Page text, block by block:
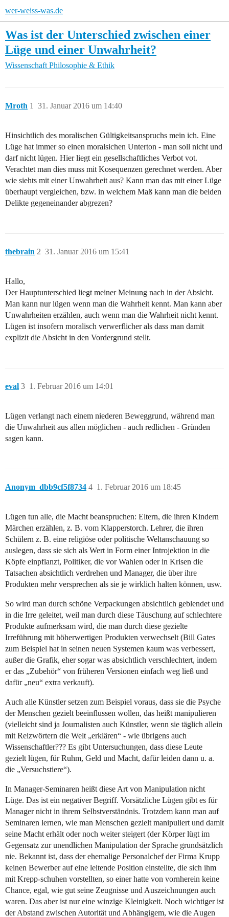
wer-weiss-was.de
Was ist der Unterschied zwischen einer
Lüge und einer Unwahrheit?
Wissenschaft Philosophie & Ethik
Mroth 31. Januar 2016 um 14:40
1
Hinsichtlich des moralischen Gültigkeitsanspruchs mein ich. Eine
Lüge hat immer so einen moralsichen Unterton - man soll nicht und
darf nicht lügen. Hier liegt ein gesellschaftliches Verbot vot.
Verachtet man dies muss mit Kosequenzen gerechnet werden. Aber
wie siehts mit einer Unwahrheit aus? Kann man das mit einer Lüge
überhaupt vergleichen, bzw. in welchem Maß kann man die beiden
Delikte gegeneinander abgrezen?
thebrain 31. Januar 2016 um 15:41
2
Hallo,
Der Hauptunterschied liegt meiner Meinung nach in der Absicht.
Man kann nur lügen wenn man die Wahrheit kennt. Man kann aber
Unwahrheiten erzählen, auch wenn man die Wahrheit nicht kennt.
Lügen ist insofern moralisch verwerflicher als dass man damit
explizit die Absicht in den Vordergrund stellt.
eval 1. Februar 2016 um 14:01
3
Lügen verlangt nach einem niederen Beweggrund, während man
die Unwahrheit aus allen möglichen - auch redlichen - Gründen
sagen kann.
Anonym_dbb9cf5f8734 1. Februar 2016 um 18:45
4
Lügen tun alle, die Macht beanspruchen: Eltern, die ihren Kindern
Märchen erzählen, z. B. vom Klapperstorch. Lehrer, die ihren
Schülern z. B. eine religiöse oder politische Weltanschauung so
auslegen, dass sie sich als Wert in Form einer Introjektion in die
Köpfe einpflanzt, Politiker, die vor Wahlen oder in Krisen die
Tatsachen absichtlich verdrehen und Manager, die über ihre
Produkten mehr versprechen als sie je wirklich halten können, usw.
So wird man durch schöne Verpackungen absichtlich geblendet und
in die Irre geleitet, weil man durch diese Täuschung auf schlechtere
Produkte aufmerksam wird, die man durch diese gezielte
Irreführung mit höherwertigen Produkten verwechselt (Bill Gates
zum Beispiel hat in seinen neuen Systemen kaum was verbessert,
außer die Grafik, eher sogar was absichtlich verschlechtert, indem
er das „Zubehör“ von früheren Versionen einfach weg ließ und
dafür „neu“ extra verkauft).
Auch alle Künstler setzen zum Beispiel voraus, dass sie die Psyche
der Menschen gezielt beeinflussen wollen, das heißt manipulieren
(vielleicht sind ja Journalisten auch Künstler, wenn sie täglich allein
mit Reizwörtern die Welt „erklären“ - wie übrigens auch
Wissenschaftler??? Es gibt Untersuchungen, dass diese Leute
gezielt lügen, für Ruhm, Geld und Macht, dafür leiden dann u. a.
die „Versuchstiere“).
In Manager-Seminaren heißt diese Art von Manipulation nicht
Lüge. Das ist ein negativer Begriff. Vorsätzliche Lügen gibt es für
Manager nicht in ihrem Selbstverständnis. Trotzdem kann man auf
Seminaren lernen, wie man Menschen gezielt manipuliert und damit
seine Macht erhält oder noch weiter steigert (der Körper lügt im
Gegensatz zur unendlichen Manipulation der Sprache grundsätzlich
nie. Bekannt ist, dass der ehemalige Personalchef der Firma Krupp
keinen Bewerber auf eine leitende Position einstellte, die sich ihm
mit Krepp-schuhen vorstellten, so einer hatte von vornherein keine
Chance, egal, wie gut seine Zeugnisse und Auszeichnungen auch
waren. Das aber ist nur eine winzige Kleinigkeit. Noch wichtiger ist
der Abstand zwischen Autorität und Abhängigem, wie die Augen